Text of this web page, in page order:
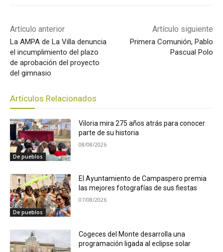
Artículo anterior
La AMPA de La Villa denuncia
el incumplimiento del plazo
de aprobación del proyecto
del gimnasio
Artículo siguiente
Primera Comunión, Pablo
Pascual Polo
Artículos Relacionados
De pueblos
Viloria mira 275 años atrás para conocer
parte de su historia
08/08/2026
De pueblos
El Ayuntamiento de Campaspero premia
las mejores fotografías de sus fiestas
07/08/2026
Cogeces del Monte desarrolla una
programación ligada al eclipse solar